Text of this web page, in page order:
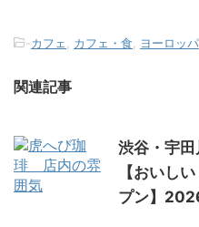
-カフェ, カフェ・食, ヨーロッパ
関連記事
渋谷・宇
【おいし
プン】